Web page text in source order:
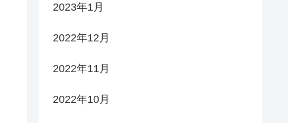
2023年1月
2022年12月
2022年11月
2022年10月